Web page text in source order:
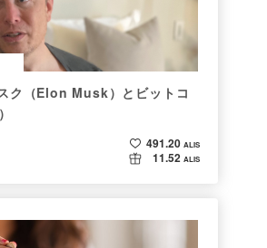
ク（Elon Musk）とビットコ
491.20 ALIS
11.52 ALIS